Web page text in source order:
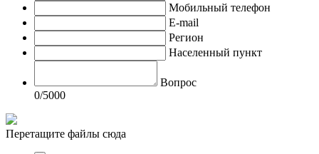
Мобильный телефон
E-mail
Регион
Населенный пункт
Вопрос
0/5000
Перетащите файлы сюда